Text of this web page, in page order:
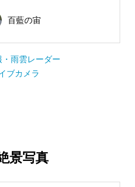
百藍の宙
雨雲レーダー
ブカメラ
景写真